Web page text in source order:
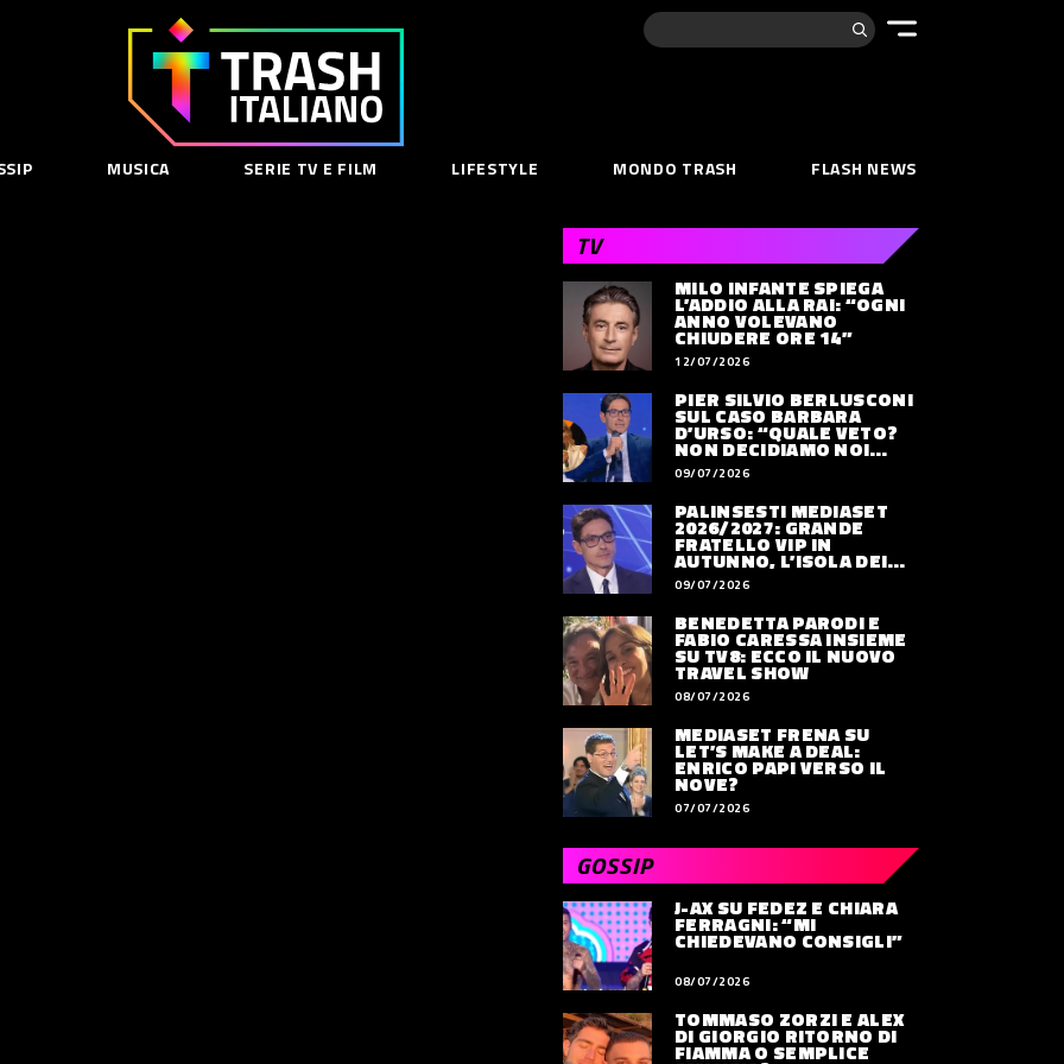
Cerca:
Trash
Italiano
MUSICA SERIE TV E FILM LIFESTYLE MONDO TRASH FLASH NEWS
TV
MILO INFANTE SPIEGA
L’ADDIO ALLA RAI: “OGNI
ANNO VOLEVANO
CHIUDERE ORE 14”
12/07/2026
PIER SILVIO BERLUSCONI
SUL CASO BARBARA
D’URSO: “QUALE VETO?
NON DECIDIAMO NOI
DOVE LAVORERÀ”
09/07/2026
PALINSESTI MEDIASET
2026/2027: GRANDE
FRATELLO VIP IN
AUTUNNO, L’ISOLA DEI
FAMOSI SLITTA AL 2027
09/07/2026
BENEDETTA PARODI E
FABIO CARESSA INSIEME
SU TV8: ECCO IL NUOVO
TRAVEL SHOW
08/07/2026
MEDIASET FRENA SU
LET’S MAKE A DEAL:
ENRICO PAPI VERSO IL
NOVE?
07/07/2026
GOSSIP
J-AX SU FEDEZ E CHIARA
FERRAGNI: “MI
CHIEDEVANO CONSIGLI”
08/07/2026
TOMMASO ZORZI E ALEX
DI GIORGIO RITORNO DI
FIAMMA O SEMPLICE